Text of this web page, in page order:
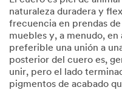
naturaleza duradera y
frecuencia en prendas
muebles y, a menudo,
preferible una unión a
posterior del cuero es,
unir, pero el lado
pigmentos de acabado